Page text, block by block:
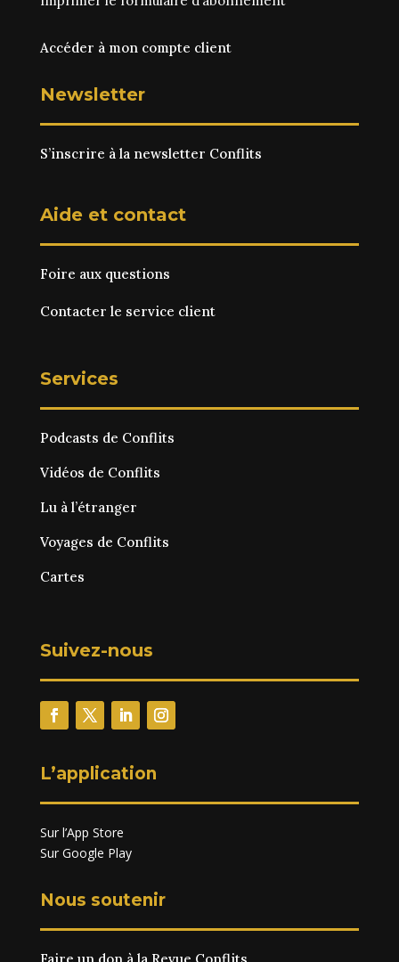
Accéder à mon compte client
Newsletter
S’inscrire à la newsletter Conflits
Aide et contact
Foire aux questions
Contacter le service client
Services
Podcasts de Conflits
Vidéos de Conflits
Lu à l’étranger
Voyages de Conflits
Cartes
Suivez-nous
L’application
Sur l’App Store
Sur Google Play
Nous soutenir